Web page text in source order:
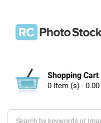
Shopping Cart